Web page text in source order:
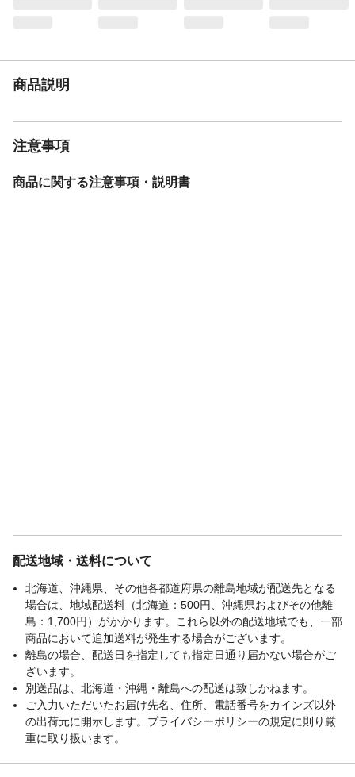
商品説明
注意事項
商品に関する注意事項・説明書
配送地域・送料について
北海道、沖縄県、その他各都道府県の離島地域が配送先となる
場合は、地域配送料（北海道：500円、沖縄県およびその他離
島：1,700円）がかかります。これら以外の配送地域でも、一部
商品において追加送料が発生する場合がございます。
離島の場合、配送日を指定しても指定日通り届かない場合がご
ざいます。
別送品は、北海道・沖縄・離島への配送は致しかねます。
ご入力いただいたお届け先名、住所、電話番号をカインズ以外
の出荷元に開示します。プライバシーポリシーの規定に則り厳
重に取り扱います。